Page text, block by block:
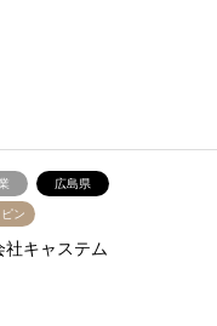
広島県
ン
社キャステム